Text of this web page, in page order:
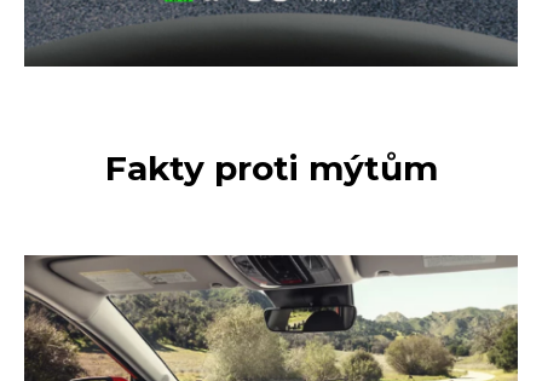
Fakty proti mýtům